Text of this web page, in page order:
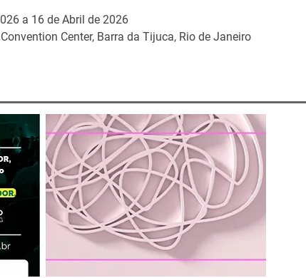
a 16 de Abril de 2026
Center, Barra da Tijuca, Rio de Janeiro